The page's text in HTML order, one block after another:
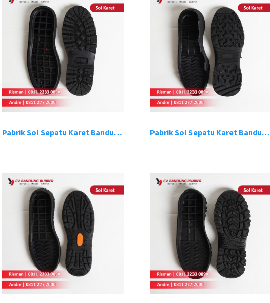
Pabrik Sol Sepatu Karet Bandung 6 Pabrik Sol Sepatu Karet Bandung 7